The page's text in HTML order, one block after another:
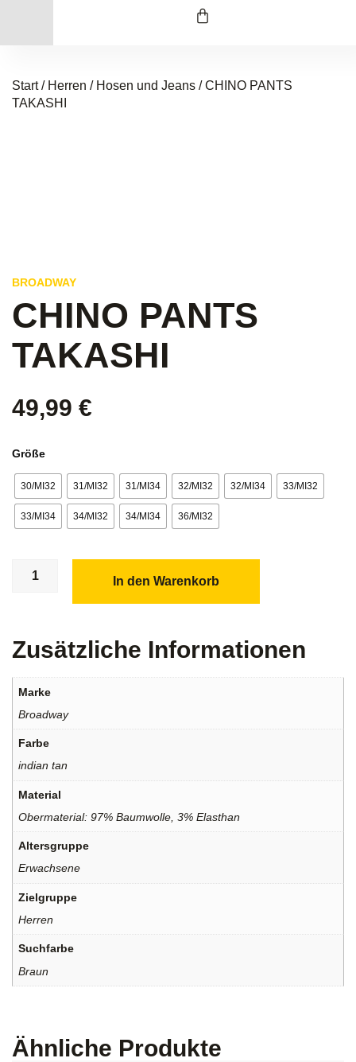
Start/ Herren / Hosen und Jeans / CHINO PANTS
TAKASHI
BROADWAY
CHINO PANTS
TAKASHI
49,99 €
Größe
30/MI32 31/MI32 31/MI34 32/MI32 32/MI34 33/MI32
33/MI34 34/MI32 34/MI34 36/MI32
In den Warenkorb
Zusätzliche Informationen
Marke
Broadway
Farbe
indian tan
Material
Obermaterial: 97% Baumwolle, 3% Elasthan
Altersgruppe
Erwachsene
Zielgruppe
Herren
Suchfarbe
Braun
Ähnliche Produkte